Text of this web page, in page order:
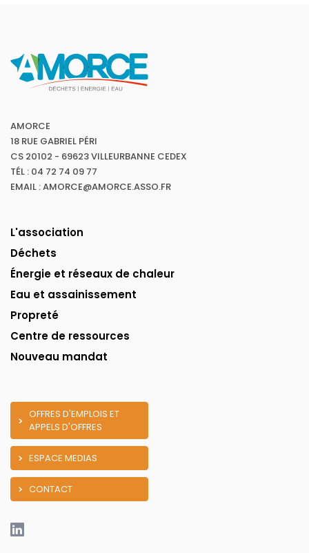
AMORCE
18 RUE GABRIEL PÉRI
CS 20102 - 69623 VILLEURBANNE CEDEX
TÉL : 04 72 74 09 77
EMAIL : AMORCE@AMORCE.ASSO.FR
L'association
Déchets
Énergie et réseaux de chaleur
Eau et assainissement
Propreté
Centre de ressources
Nouveau mandat
OFFRES D'EMPLOIS ET
APPELS D'OFFRES
ESPACE MEDIAS
CONTACT